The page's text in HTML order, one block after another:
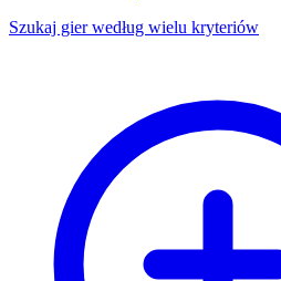
Szukaj gier według wielu kryteriów